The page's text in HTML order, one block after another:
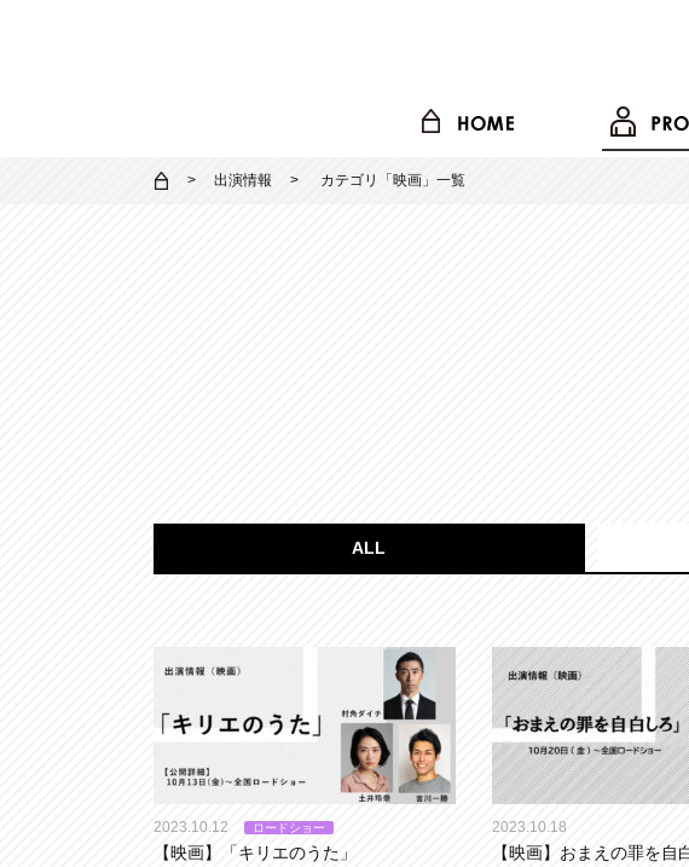
出演情報 カテゴリ「 映画 」一覧
ALL
2023.10.12 ロードショー
【映画】「キリエのうた」
2023.10.18
【映画】おまえの罪を自